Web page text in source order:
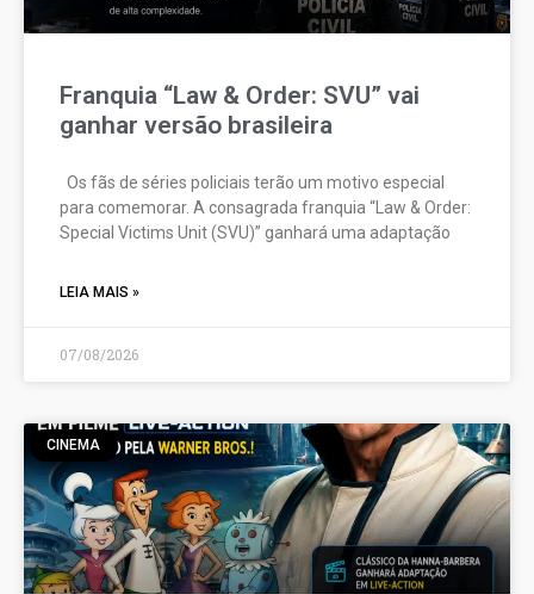
Franquia “Law & Order: SVU” vai
ganhar versão brasileira
Os fãs de séries policiais terão um motivo especial
para comemorar. A consagrada franquia “Law & Order:
Special Victims Unit (SVU)” ganhará uma adaptação
LEIA MAIS »
07/08/2026
CINEMA